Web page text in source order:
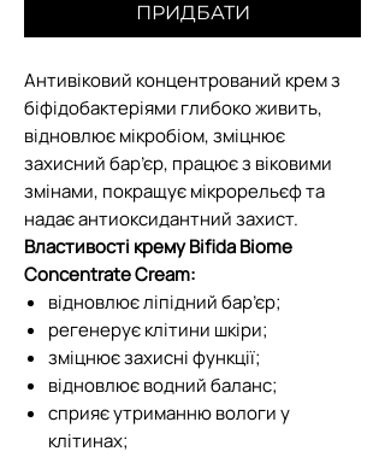
ПРИДБАТИ
Антивіковий концентрований крем з
біфідобактеріями глибоко живить,
відновлює мікробіом, зміцнює
захисний бар’єр, працює з віковими
змінами, покращує мікрорельєф та
надає антиоксидантний захист.
Властивості крему Bifida Biome
Concentrate Cream:
відновлює ліпідний бар’єр;
регенерує клітини шкіри;
зміцнює захисні функції;
відновлює водний баланс;
сприяє утриманню вологи у
клітинах;